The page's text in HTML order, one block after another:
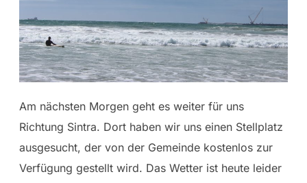
Am nächsten Morgen geht es weiter für uns
Richtung Sintra. Dort haben wir uns einen Stellplatz
ausgesucht, der von der Gemeinde kostenlos zur
Verfügung gestellt wird. Das Wetter ist heute leider